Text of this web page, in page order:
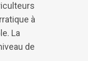
à
La
de